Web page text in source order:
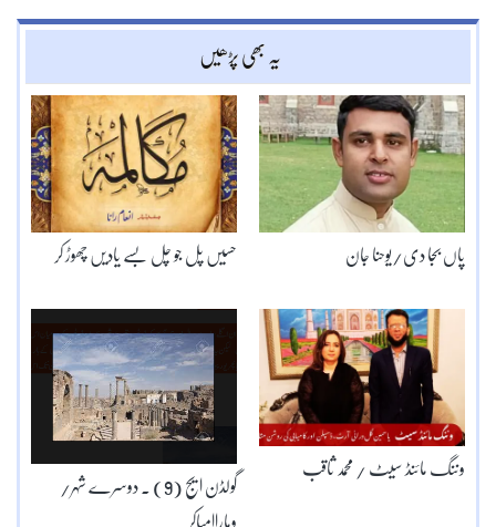
یہ بھی پڑھیں
حسیں پل جو چل بسے یادیں چھوڑ کر پاں بجا دی/یوحنا جان
گولڈن ایج (9) ۔ دوسرے شہر/
وہاراامباکر
وننگ مائنڈ سیٹ / محمد ثاقب